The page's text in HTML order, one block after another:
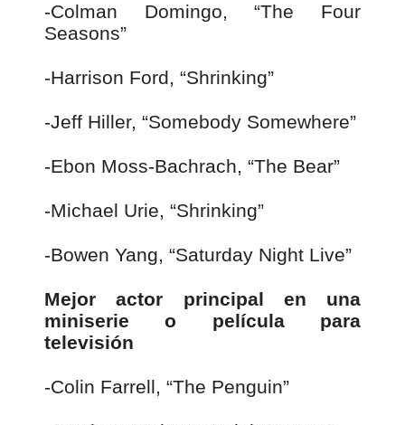
-Colman Domingo, “The Four
Seasons”
-Harrison Ford, “Shrinking”
-Jeff Hiller, “Somebody Somewhere”
-Ebon Moss-Bachrach, “The Bear”
-Michael Urie, “Shrinking”
-Bowen Yang, “Saturday Night Live”
Mejor actor principal en una
miniserie o película para
televisión
-Colin Farrell, “The Penguin”